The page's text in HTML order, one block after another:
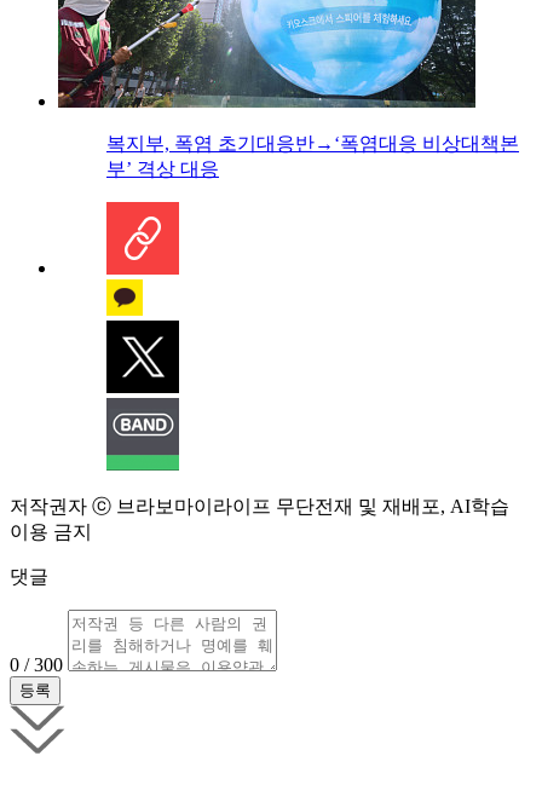
복지부, 폭염 초기대응반→‘폭염대응 비상대책본
부’ 격상 대응
저작권자 ⓒ 브라보마이라이프 무단전재 및 재배포, AI학습
이용 금지
댓글
0 / 300